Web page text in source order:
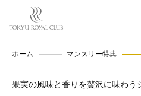
ホーム マンスリー特典
果実の風味と香りを贅沢に味わう